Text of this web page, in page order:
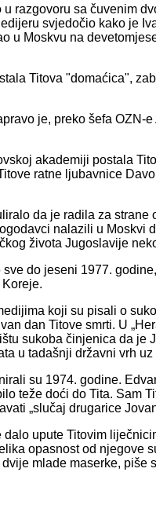
razgovoru sa čuvenim
svjedočio kako je
u Moskvu na
Titova "domaćica",
je, preko šefa OZN-
akademiji postala
ratne ljubavnice
da je radila za
nalazili u Moskvi
života Jugoslavije
do jeseni 1977.
koji su pisali o
dan Titove smrti. U
sukoba činjenica da je
u tadašnji državni vrh uz
su 1974. godine.
teže doći do Tita. Sam
„slučaj drugarice
upute Titovim
opasnost od njegove
mlade maserke, piše